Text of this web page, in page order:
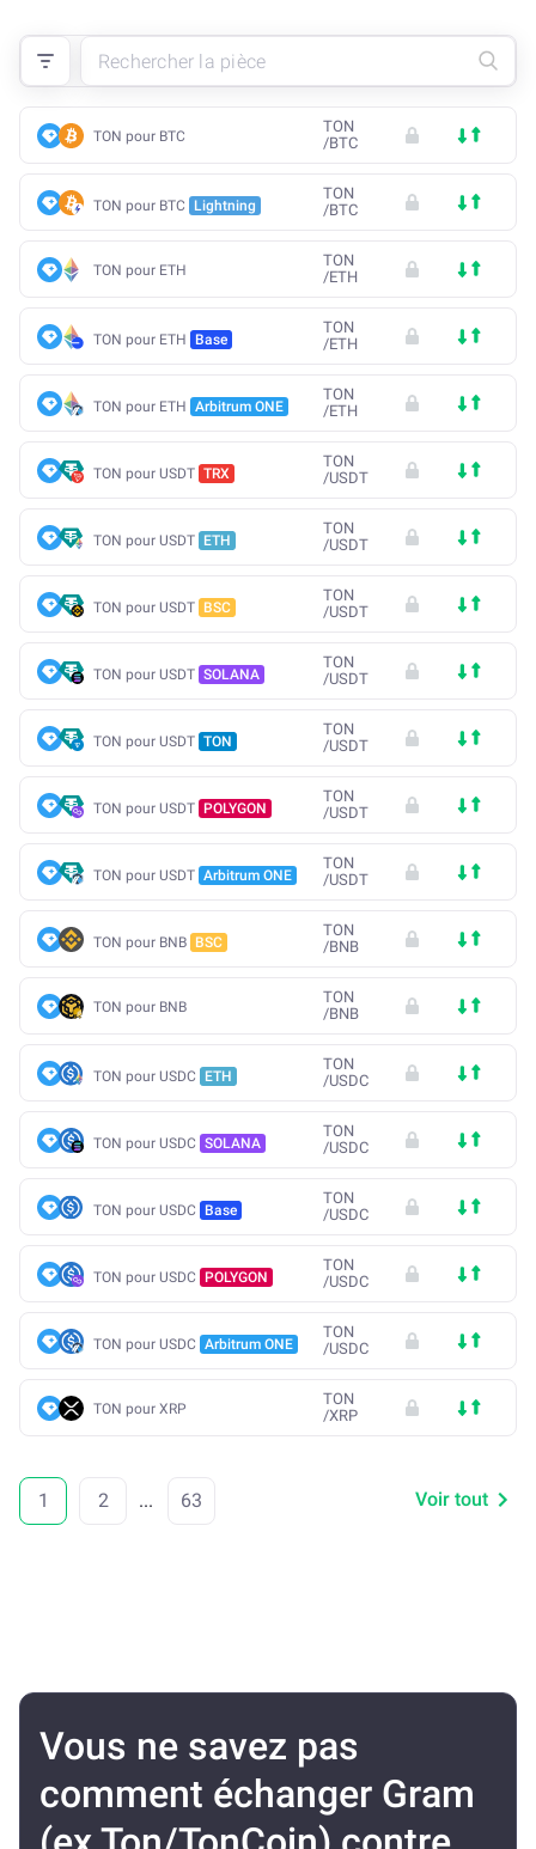
TON pour BTC
TON
/BTC
TON pour BTC Lightning
TON
/BTC
TON pour ETH
TON
/ETH
TON pour ETH Base
TON
/ETH
TON pour ETH Arbitrum ONE
TON
/ETH
TON pour USDT TRX
TON
/USDT
TON pour USDT ETH
TON
/USDT
TON pour USDT BSC
TON
/USDT
TON pour USDT SOLANA
TON
/USDT
TON pour USDT TON
TON
/USDT
TON pour USDT POLYGON
TON
/USDT
TON pour USDT Arbitrum ONE
TON
/USDT
TON pour BNB BSC
TON
/BNB
TON pour BNB
TON
/BNB
TON pour USDC ETH
TON
/USDC
TON pour USDC SOLANA
TON
/USDC
TON pour USDC Base
TON
/USDC
TON pour USDC POLYGON
TON
/USDC
TON pour USDC Arbitrum ONE
TON
/USDC
TON pour XRP
TON
/XRP
1 2 ... 63 Voir tout
Vous ne savez pas
comment échanger Gram